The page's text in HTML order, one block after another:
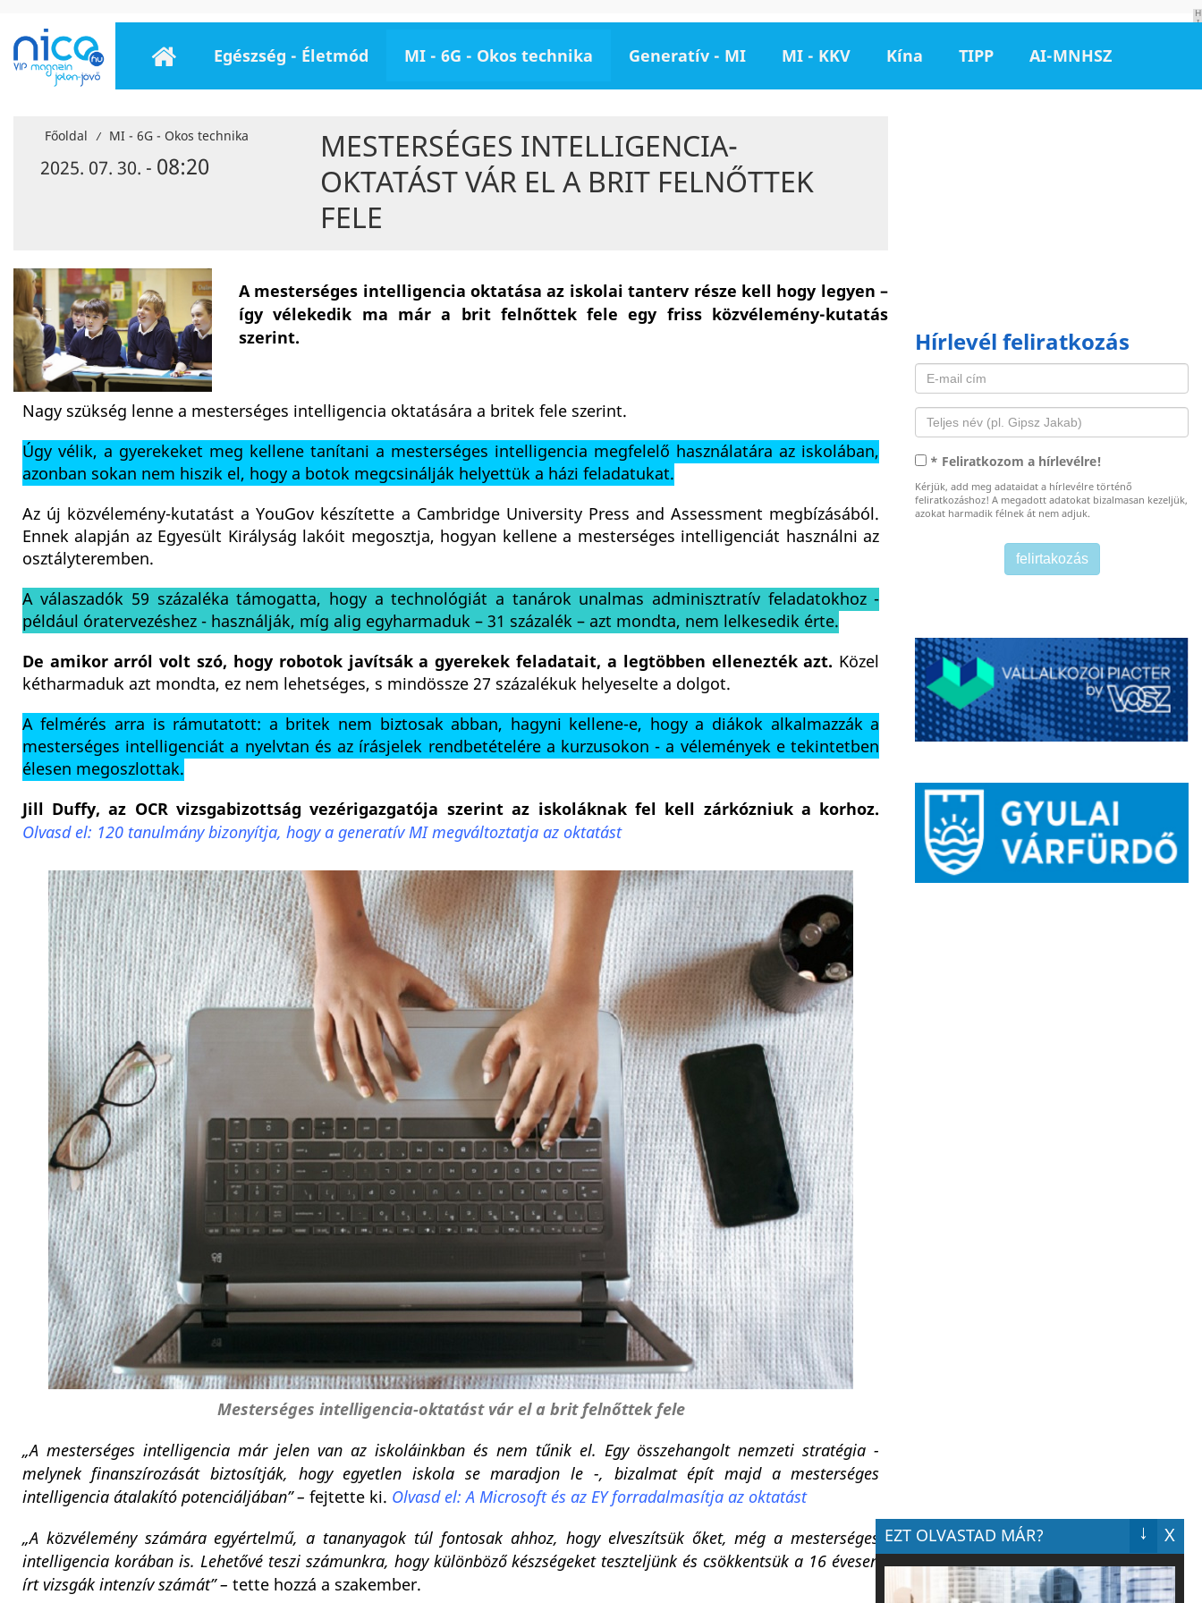
H
I
Egészség - Életmód MI - 6G - Okos technika Generatív - MI MI - KKV Kína TIPP AI-MNHSZ
Főoldal / MI - 6G - Okos technika
2025. 07. 30. - 08:20
MESTERSÉGES INTELLIGENCIA-
OKTATÁST VÁR EL A BRIT FELNŐTTEK
FELE
A mesterséges intelligencia oktatása az iskolai tanterv része kell hogy legyen –
így vélekedik ma már a brit felnőttek fele egy friss közvélemény-kutatás
szerint.
Nagy szükség lenne a mesterséges intelligencia oktatására a britek fele szerint.
Úgy vélik, a gyerekeket meg kellene tanítani a mesterséges intelligencia megfelelő használatára az iskolában,
azonban sokan nem hiszik el, hogy a botok megcsinálják helyettük a házi feladatukat.
Az új közvélemény-kutatást a YouGov készítette a Cambridge University Press and Assessment megbízásából.
Ennek alapján az Egyesült Királyság lakóit megosztja, hogyan kellene a mesterséges intelligenciát használni az
osztályteremben.
A válaszadók 59 százaléka támogatta, hogy a technológiát a tanárok unalmas adminisztratív feladatokhoz -
például óratervezéshez - használják, míg alig egyharmaduk – 31 százalék – azt mondta, nem lelkesedik érte.
De amikor arról volt szó, hogy robotok javítsák a gyerekek feladatait, a legtöbben ellenezték azt. Közel
kétharmaduk azt mondta, ez nem lehetséges, s mindössze 27 százalékuk helyeselte a dolgot.
A felmérés arra is rámutatott: a britek nem biztosak abban, hagyni kellene-e, hogy a diákok alkalmazzák a
mesterséges intelligenciát a nyelvtan és az írásjelek rendbetételére a kurzusokon - a vélemények e tekintetben
élesen megoszlottak.
Jill Duffy, az OCR vizsgabizottság vezérigazgatója szerint az iskoláknak fel kell zárkózniuk a korhoz.
Olvasd el: 120 tanulmány bizonyítja, hogy a generatív MI megváltoztatja az oktatást
Mesterséges intelligencia-oktatást vár el a brit felnőttek fele
„A mesterséges intelligencia már jelen van az iskoláinkban és nem tűnik el. Egy összehangolt nemzeti stratégia -
melynek finanszírozását biztosítják, hogy egyetlen iskola se maradjon le -, bizalmat épít majd a mesterséges
intelligencia átalakító potenciáljában” – fejtette ki. Olvasd el: A Microsoft és az EY forradalmasítja az oktatást
„A közvélemény számára egyértelmű, a tananyagok túl fontosak ahhoz, hogy elveszítsük őket, még a mesterséges
intelligencia korában is. Lehetővé teszi számunkra, hogy különböző készségeket teszteljünk és csökkentsük a 16 évesen
írt vizsgák intenzív számát” – tette hozzá a szakember.
Hírlevél feliratkozás
* Feliratkozom a hírlevélre!
Kérjük, add meg adataidat a hírlevélre történő
feliratkozáshoz! A megadott adatokat bizalmasan kezeljük,
azokat harmadik félnek át nem adjuk.
EZT OLVASTAD MÁR? X
↓